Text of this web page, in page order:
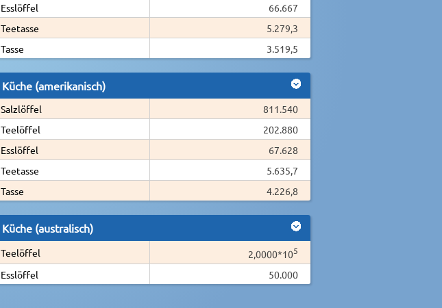
Esslöffel
66.667
Teetasse
5.279,3
Tasse
3.519,5
Küche (amerikanisch)
Salzlöffel
811.540
Teelöffel
202.880
Esslöffel
67.628
Teetasse
5.635,7
Tasse
4.226,8
Küche (australisch)
Teelöffel 2,0000*105
Esslöffel 50.000